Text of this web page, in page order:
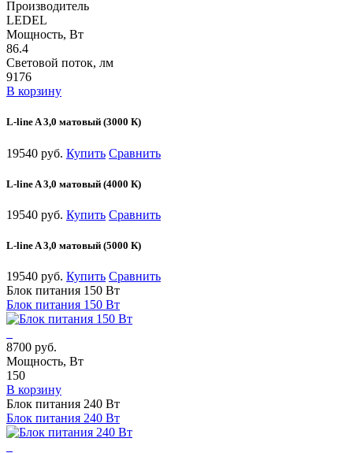
Производитель
LEDEL
Мощность, Вт
86.4
Световой поток, лм
9176
В корзину
L-line A 3,0 матовый (3000 К)
19540 руб. Купить Сравнить
L-line A 3,0 матовый (4000 К)
19540 руб. Купить Сравнить
L-line A 3,0 матовый (5000 К)
19540 руб. Купить Сравнить
Блок питания 150 Вт
Блок питания 150 Вт
8700 руб.
Мощность, Вт
150
В корзину
Блок питания 240 Вт
Блок питания 240 Вт